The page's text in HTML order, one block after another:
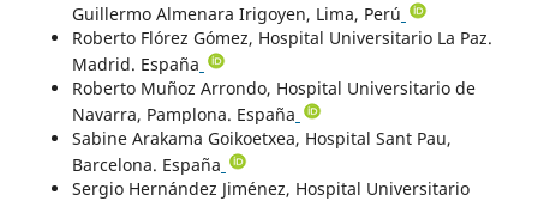
Guillermo Almenara Irigoyen, Lima, Perú
Roberto Flórez Gómez, Hospital Universitario La Paz.
Madrid. España
Roberto Muñoz Arrondo, Hospital Universitario de
Navarra, Pamplona. España
Sabine Arakama Goikoetxea, Hospital Sant Pau,
Barcelona. España
Sergio Hernández Jiménez, Hospital Universitario